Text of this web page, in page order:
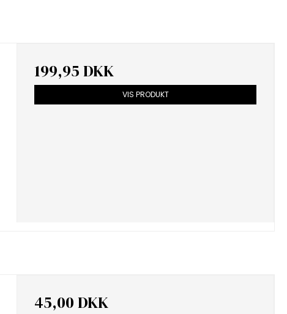
199,95 DKK
VIS PRODUKT
45,00 DKK